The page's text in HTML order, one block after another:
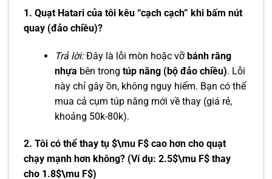
1. Quạt Hatari của tôi kêu “cạch cạch” khi bấm nút
quay (đảo chiều)?
Trả lời:Đây là lỗi mòn hoặc vỡbánh răng
nhựa bên trong túp năng (bộ đảo chiều). Lỗi
này chỉ gây ồn, không nguy hiểm. Bạn có thể
mua cả cụm túp năng mới về thay (giá rẻ,
khoảng 50k-80k).
2. Tôi có thể thay tụ $\mu F$ cao hơn cho quạt
chạy mạnh hơn không? (Ví dụ: 2.5$\mu F$ thay
cho 1.8$\mu F$)